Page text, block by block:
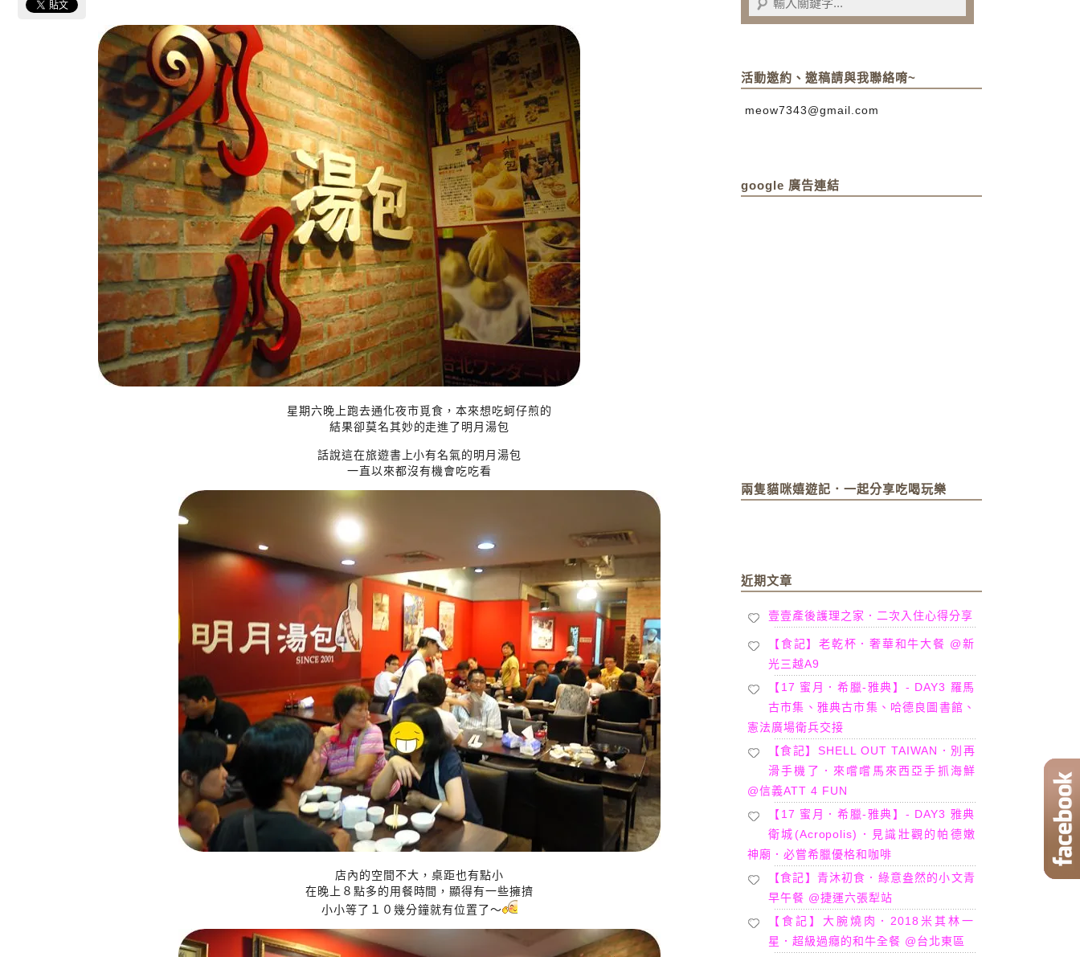
星期六晚上跑去通化夜市覓食，本來想吃蚵仔煎的
結果卻莫名其妙的走進了明月湯包
話說這在旅遊書上小有名氣的明月湯包
一直以來都沒有機會吃吃看
店內的空間不大，桌距也有點小
在晚上８點多的用餐時間，顯得有一些擁擠
小小等了１０幾分鐘就有位置了～
活動邀約、邀稿請與我聯絡唷~
meow7343@gmail.com
google 廣告連結
兩隻貓咪嬉遊記．一起分享吃喝玩樂
近期文章
壹壹產後護理之家．二次入住心得分享
【食記】老乾杯．奢華和牛大餐 @新
光三越A9
【17 蜜月．希臘-雅典】- DAY3 羅馬
古市集、雅典古市集、哈德良圖書館、
憲法廣場衛兵交接
【食記】SHELL OUT TAIWAN．別再
滑手機了．來嚐嚐馬來西亞手抓海鮮
@信義ATT 4 FUN
【17 蜜月．希臘-雅典】- DAY3 雅典
衛城(Acropolis)．見識壯觀的帕德嫩
神廟．必嘗希臘優格和咖啡
【食記】青沐初食．綠意盎然的小文青
早午餐 @捷運六張犁站
【食記】大腕燒肉．2018米其林一
星．超級過癮的和牛全餐 @台北東區